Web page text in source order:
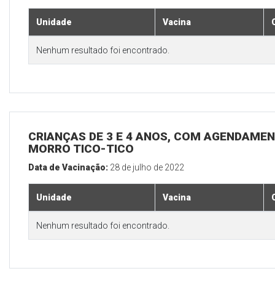
Unidade Vacina
Nenhum resultado foi encontrado.
CRIANÇAS DE 3 E 4 ANOS, COM
MORRO TICO-TICO
Data de Vacinação: 28 de julho de 2022
Unidade Vacina
Nenhum resultado foi encontrado.